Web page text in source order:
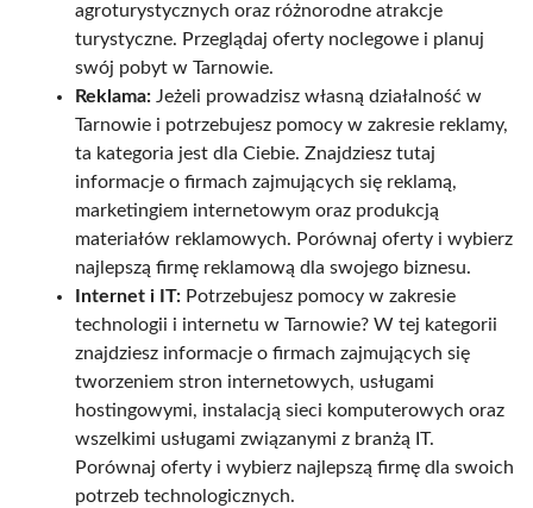
agroturystycznych oraz różnorodne atrakcje
turystyczne. Przeglądaj oferty noclegowe i planuj
swój pobyt w Tarnowie.
Reklama: Jeżeli prowadzisz własną działalność w
Tarnowie i potrzebujesz pomocy w zakresie reklamy,
ta kategoria jest dla Ciebie. Znajdziesz tutaj
informacje o firmach zajmujących się reklamą,
marketingiem internetowym oraz produkcją
materiałów reklamowych. Porównaj oferty i wybierz
najlepszą firmę reklamową dla swojego biznesu.
Internet i IT: Potrzebujesz pomocy w zakresie
technologii i internetu w Tarnowie? W tej kategorii
znajdziesz informacje o firmach zajmujących się
tworzeniem stron internetowych, usługami
hostingowymi, instalacją sieci komputerowych oraz
wszelkimi usługami związanymi z branżą IT.
Porównaj oferty i wybierz najlepszą firmę dla swoich
potrzeb technologicznych.